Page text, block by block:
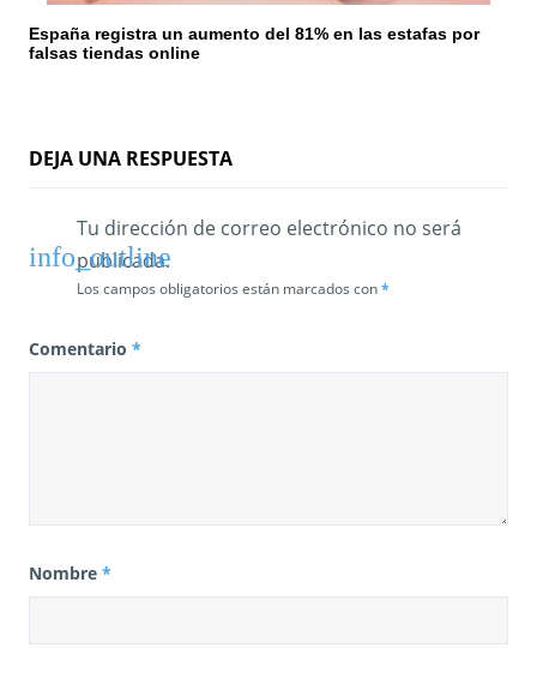
España registra un aumento del 81% en las estafas por
falsas tiendas online
DEJA UNA RESPUESTA
Tu dirección de correo electrónico no será
publicada.
Los campos obligatorios están marcados con*
Comentario *
Nombre *